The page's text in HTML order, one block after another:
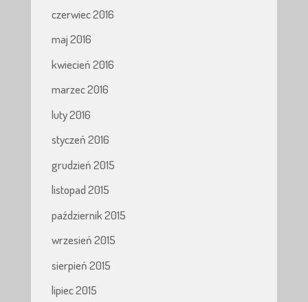
czerwiec 2016
maj 2016
kwiecień 2016
marzec 2016
luty 2016
styczeń 2016
grudzień 2015
listopad 2015
październik 2015
wrzesień 2015
sierpień 2015
lipiec 2015